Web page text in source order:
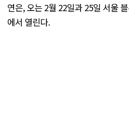
연은, 오는 2월 22일과 25일 서울
에서 열린다.